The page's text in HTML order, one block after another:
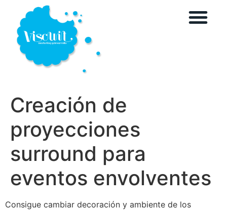
Creación de
proyecciones
surround para
eventos envolventes
Consigue cambiar decoración y ambiente de los